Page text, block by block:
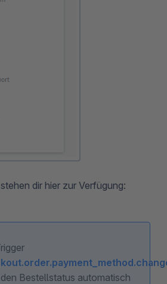
dir hier zur Verfügung:
Bestellstatus automatisch